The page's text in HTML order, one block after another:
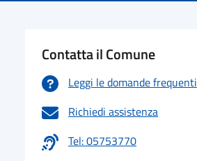
Contatta il Comune
Leggi le domande frequenti
Richiedi assistenza
Tel: 05753770